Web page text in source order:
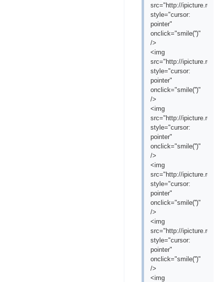
src="http://ipicture.ru/
style="cursor:
pointer"
onclick="smile('')"
/>
<img
src="http://ipicture.ru/
style="cursor:
pointer"
onclick="smile('')"
/>
<img
src="http://ipicture.ru/
style="cursor:
pointer"
onclick="smile('')"
/>
<img
src="http://ipicture.ru/
style="cursor:
pointer"
onclick="smile('')"
/>
<img
src="http://ipicture.ru/
style="cursor:
pointer"
onclick="smile('')"
/>
<img